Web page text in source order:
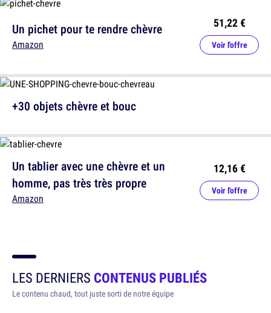
Un pichet pour te rendre chèvre
Amazon
51,22 €
Voir l'offre
Un tablier avec une chèvre et un
homme, pas très très propre
Amazon
12,16 €
Voir l'offre
+30 objets chèvre et bouc
LES DERNIERS CONTENUS PUBLIÉS
Le contenu chaud, tout juste sorti de notre équipe